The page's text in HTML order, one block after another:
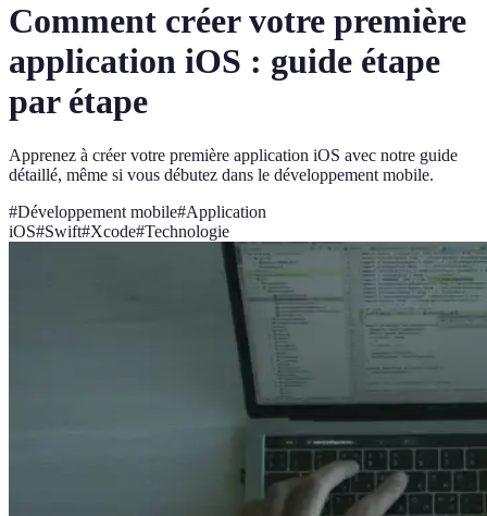
Comment créer votre première
application iOS : guide étape
par étape
Apprenez à créer votre première application iOS avec notre guide
détaillé, même si vous débutez dans le développement mobile.
#Développement mobile#Application
iOS#Swift#Xcode#Technologie